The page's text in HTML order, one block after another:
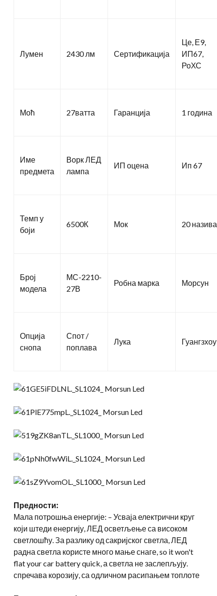
Лумен 2430 лм Сертификација
Це, Е9,
ИП67,
РоХС
Моћ 27ватта Гаранција 1 година
Име
предмета
Ворк ЛЕД
лампа
ИП оцена Ип 67
Темп у
боји
6500К Мок 20 назива
Број
модела
МС-2210-
27В
Робна марка Морсун
Опција
снопа
Спот /
поплава
Лука Гуангзхоу
Предности:
Мала потрошња енергије: – Усваја електрични круг
који штеди енергију, ЛЕД осветљење са високом
светлошћу. За разлику од сакријског светла, ЛЕД
радна светла користе много мање снаге, so it won't
flat your car battery quick , а светла не заслепљују.
спречава корозију, са одличном расипањем топлоте